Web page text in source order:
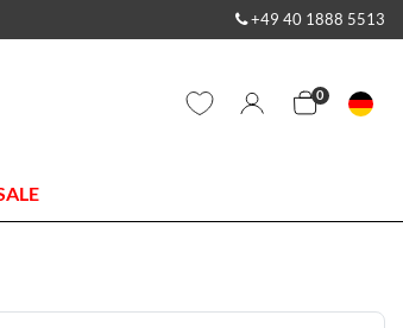
+49 40 1888 5513
0